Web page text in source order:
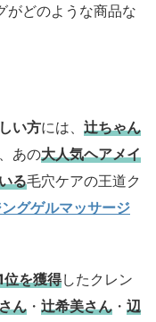
がどのような商品な
い方には、 辻ちゃん
、あの大人気ヘアメイ
る毛穴ケアの王道ク
グゲルマッサージ
位を獲得したクレン
ん ・ 辻希美さん ・ 辺